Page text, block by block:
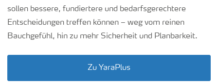
sollen bessere, fundiertere und bedarfsgerechtere
Entscheidungen treffen können – weg vom reinen
Bauchgefühl, hin zu mehr Sicherheit und Planbarkeit.
Zu YaraPlus